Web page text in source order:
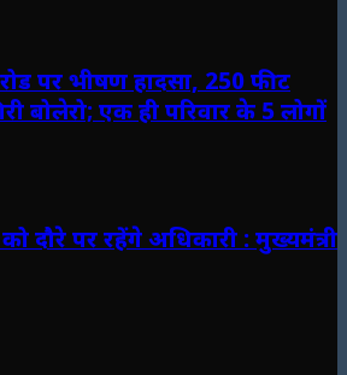
रोड पर भीषण हादसा, 250 फीट
बोलेरो; एक ही परिवार के 5 लोगों
को दौरे पर रहेंगे अधिकारी : मुख्यमंत्री